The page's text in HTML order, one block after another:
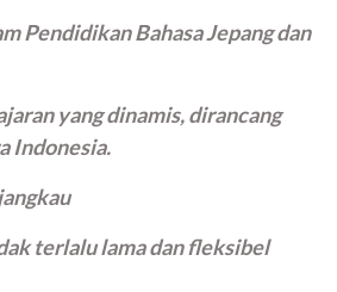
Pendidikan Bahasa Jepang dan
yang dinamis, dirancang
Indonesia.
terlalu lama dan fleksibel